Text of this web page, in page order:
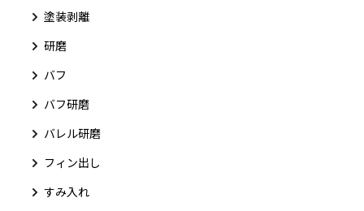
塗装剥離
研磨
バフ
バフ研磨
バレル研磨
フィン出し
すみ入れ